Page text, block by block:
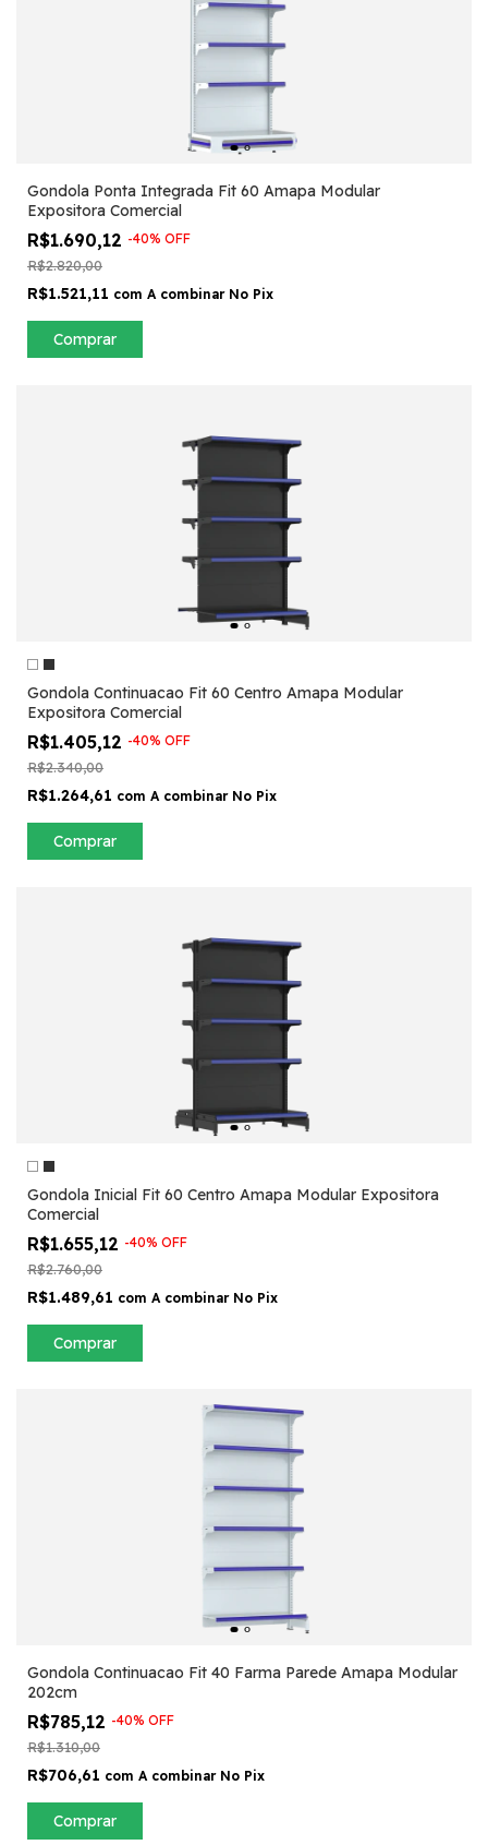
Gondola Ponta Integrada Fit 60 Amapa Modular
Expositora Comercial
R$1.690,12 -40% OFF
R$2.820,00
R$1.521,11 com A combinar No Pix
Comprar
Gondola Continuacao Fit 60 Centro Amapa Modular
Expositora Comercial
R$1.405,12 -40% OFF
R$2.340,00
R$1.264,61 com A combinar No Pix
Comprar
Gondola Inicial Fit 60 Centro Amapa Modular Expositora
Comercial
R$1.655,12 -40% OFF
R$2.760,00
R$1.489,61 com A combinar No Pix
Comprar
Gondola Continuacao Fit 40 Farma Parede Amapa Modular
202cm
R$785,12 -40% OFF
R$1.310,00
R$706,61 com A combinar No Pix
Comprar